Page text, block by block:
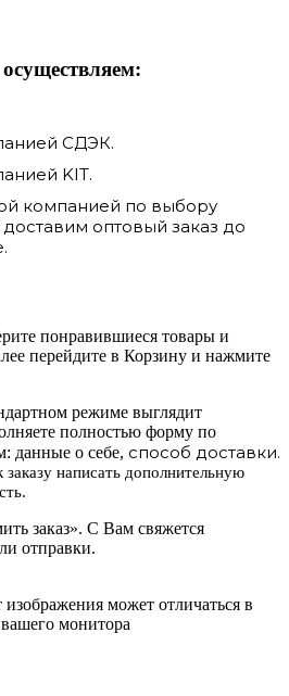
СДЭК.
KIT.
компанией по выбору
оптовый заказ до
понравившиеся товары и
перейдите в Корзину и нажмите
режиме выглядит
полностью форму по
данные о себе, способ доставки.
написать дополнительную
заказ». С Вам свяжется
отправки.
может отличаться в
монитора